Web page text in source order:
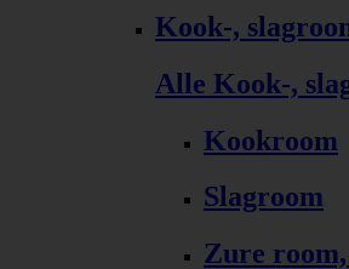
Kook-,
Alle Kook-,
Kookroom
Slagroom
Zure